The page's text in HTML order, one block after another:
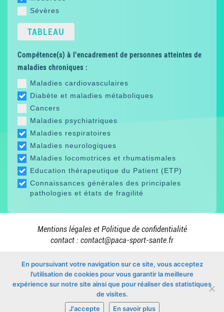
Sévères
TABLEAU
Compétence(s) à l'encadrement de personnes atteintes de
maladies chroniques :
Maladies cardiovasculaires
Diabète et maladies métaboliques
Cancers
Maladies psychiatriques
Maladies respiratoires
Maladies neurologiques
Maladies locomotrices et rhumatismales
Education thérapeutique du Patient (ETP)
Connaissances générales des principales
pathologies et états de fragilité
Mentions légales et Politique de confidentialité
contact : contact@paca-sport-sante.fr
En collaboration avec
En poursuivant votre navigation sur ce site, vous acceptez
l’utilisation de cookies pour vous garantir la meilleure
expérience sur notre site ainsi que pour réaliser des statistiques
de visites.
J'accepte
En savoir plus